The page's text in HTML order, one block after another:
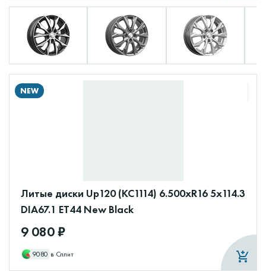
NEW
Литые диски Up120 (КС1114) 6.500xR16 5x114.3
DIA67.1 ET44 New Black
9 080 ₽
9080 в Сплит